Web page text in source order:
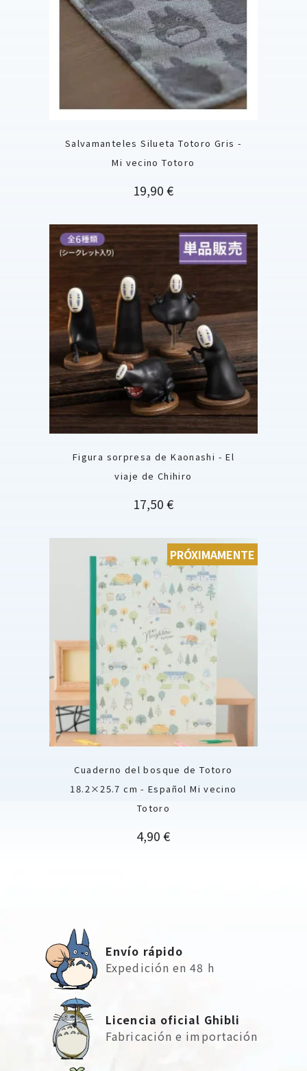
Salvamanteles Silueta Totoro Gris -
Mi vecino Totoro
Precio
19,90 €
Figura sorpresa de Kaonashi - El
viaje de Chihiro
Precio
17,50 €
Cuaderno del bosque de Totoro
18.2×25.7 cm - Español Mi vecino
Totoro
Precio
4,90 €
PRÓXIMAMENTE
Envío rápido
Expedición en 48 h
Licencia oficial Ghibli
Fabricación e importación